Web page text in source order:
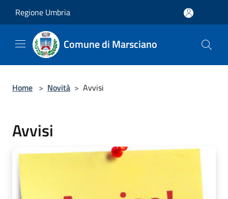
Regione Umbria
Comune di Marsciano
Home > Novità > Avvisi
Avvisi